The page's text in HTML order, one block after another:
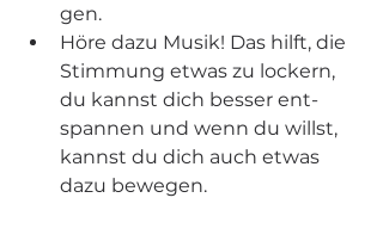
gen.
Höre dazu Musik! Das hilft, die
Stimmung etwas zu lockern,
du kannst dich besser ent-
spannen und wenn du willst,
kannst du dich auch etwas
dazu bewegen.